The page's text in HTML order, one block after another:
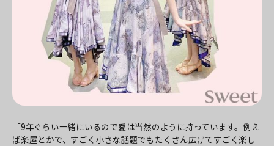
「9年ぐらい一緒にいるので愛は当然のように持っています。例え
ば楽屋とかで、すごく小さな話題でもたくさん広げてすごく楽し